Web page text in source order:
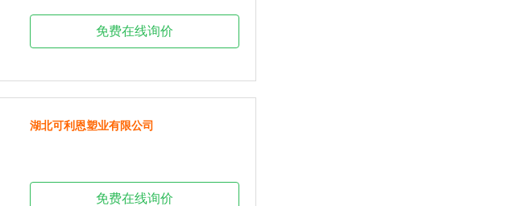
免费在线询价
湖北可利恩塑业有限公司
免费在线询价